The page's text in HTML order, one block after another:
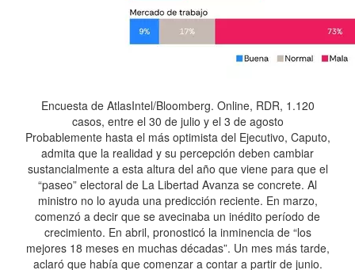
Encuesta de AtlasIntel/Bloomberg. Online, RDR, 1.120
casos, entre el 30 de julio y el 3 de agosto
Probablemente hasta el más optimista del Ejecutivo, Caputo,
admita que la realidad y su percepción deben cambiar
sustancialmente a esta altura del año que viene para que el
“paseo” electoral de La Libertad Avanza se concrete. Al
ministro no lo ayuda una predicción reciente. En marzo,
comenzó a decir que se avecinaba un inédito período de
crecimiento. En abril, pronosticó la inminencia de “los
mejores 18 meses en muchas décadas”. Un mes más tarde,
aclaró que había que comenzar a contar a partir de junio.